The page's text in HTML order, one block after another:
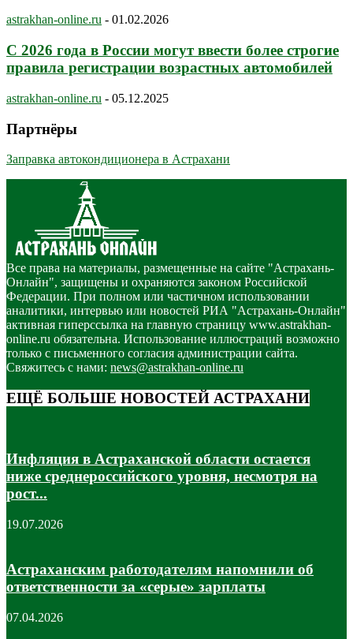
astrakhan-online.ru - 01.02.2026
С 2026 года в России могут ввести более строгие
правила регистрации возрастных автомобилей
astrakhan-online.ru - 05.12.2025
Партнёры
Заправка автокондиционера в Астрахани
Все права на материалы, размещенные на сайте "Астрахань-
Онлайн", защищены и охраняются законом Российской
Федерации. При полном или частичном использовании
аналитики, интервью или новостей РИА "Астрахань-Онлайн"
активная гиперссылка на главную страницу www.astrakhan-
online.ru обязательна. Использование иллюстраций возможно
только с письменного согласия администрации сайта.
Свяжитесь с нами: news@astrakhan-online.ru
ЕЩЁ БОЛЬШЕ НОВОСТЕЙ АСТРАХАНИ
Инфляция в Астраханской области остается
ниже среднероссийского уровня, несмотря на
рост...
19.07.2026
Астраханским работодателям напомнили об
ответственности за «серые» зарплаты
07.04.2026